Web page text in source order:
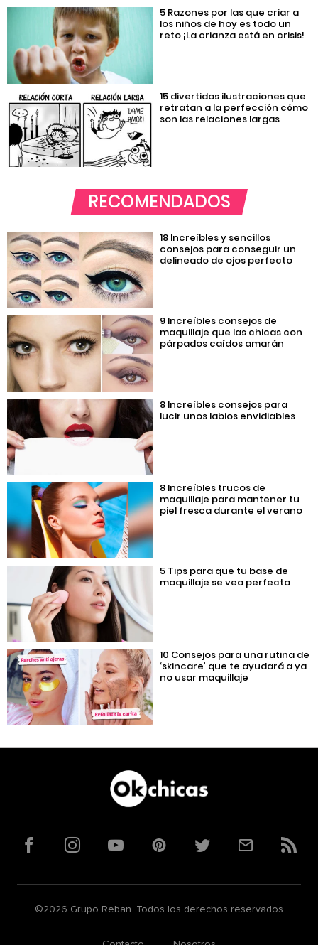
5 Razones por las que criar a
los niños de hoy es todo un
reto ¡La crianza está en crisis!
15 divertidas ilustraciones que
retratan a la perfección cómo
son las relaciones largas
RECOMENDADOS
18 Increíbles y sencillos
consejos para conseguir un
delineado de ojos perfecto
9 Increíbles consejos de
maquillaje que las chicas con
párpados caídos amarán
8 Increíbles consejos para
lucir unos labios envidiables
8 Increíbles trucos de
maquillaje para mantener tu
piel fresca durante el verano
5 Tips para que tu base de
maquillaje se vea perfecta
10 Consejos para una rutina de
‘skincare’ que te ayudará a ya
no usar maquillaje
FacebookInstagramYouTubePinterestTwitterCorreoRSS
©2026 Grupo Reban. Todos los derechos reservados